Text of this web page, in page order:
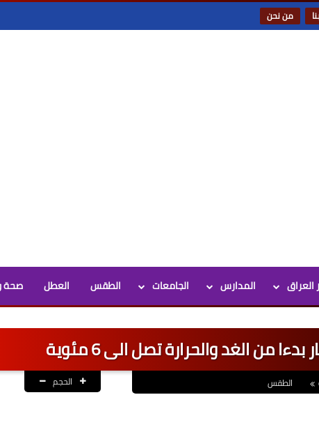
من نحن
العراق المدارس الجامعات الطقس العطل صحة
من الغد والحرارة تصل الى 6 مئوية
الطقس الحجم